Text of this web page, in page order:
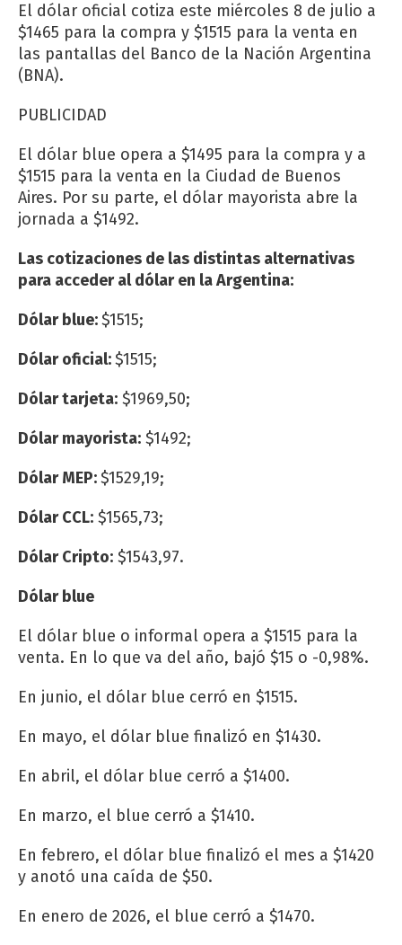
El dólar oficial cotiza este miércoles 8 de julio a
$1465 para la compra y $1515 para la venta en
las pantallas del Banco de la Nación Argentina
(BNA).
PUBLICIDAD
El dólar blue opera a $1495 para la compra y a
$1515 para la venta en la Ciudad de Buenos
Aires. Por su parte, el dólar mayorista abre la
jornada a $1492.
Las cotizaciones de las distintas alternativas
para acceder al dólar en la Argentina:
Dólar blue:$1515;
Dólar oficial:$1515;
Dólar tarjeta: $1969,50;
Dólar mayorista: $1492;
Dólar MEP:$1529,19;
Dólar CCL: $1565,73;
Dólar Cripto: $1543,97.
Dólar blue
El dólar blue o informal opera a $1515 para la
venta. En lo que va del año, bajó $15 o -0,98%.
En junio, el dólar blue cerró en $1515.
En mayo, el dólar blue finalizó en $1430.
En abril, el dólar blue cerró a $1400.
En marzo, el blue cerró a $1410.
En febrero, el dólar blue finalizó el mes a $1420
y anotó una caída de $50.
En enero de 2026, el blue cerró a $1470.